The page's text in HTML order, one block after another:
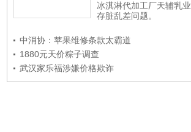
冰淇淋代加工厂天辅乳业
存脏乱差问题。
中消协：苹果维修条款太霸道
1880元天价粽子调查
武汉家乐福涉嫌价格欺诈